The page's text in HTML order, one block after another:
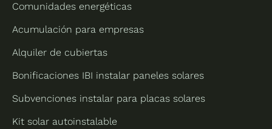
Comunidades energéticas
Acumulación para empresas
Alquiler de cubiertas
Bonificaciones IBI instalar paneles solares
Subvenciones instalar para placas solares
Kit solar autoinstalable